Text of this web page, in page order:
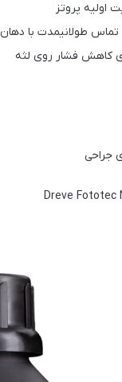
اولیه پروتز
تماس طولانیمدت با دهان
کاهش فشار روی لثه
جراحی